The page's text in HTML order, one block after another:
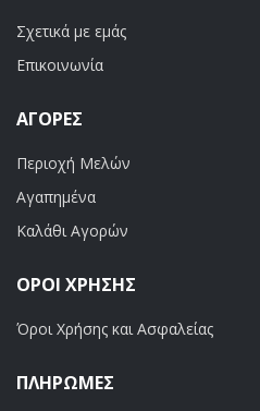
Σχετικά με εμάς
Επικοινωνία
ΑΓΟΡΈΣ
Περιοχή Μελών
Αγαπημένα
Καλάθι Αγορών
ΟΡΟΙ ΧΡΗΣΗΣ
Όροι Χρήσης και Ασφαλείας
ΠΛΗΡΩΜΕΣ